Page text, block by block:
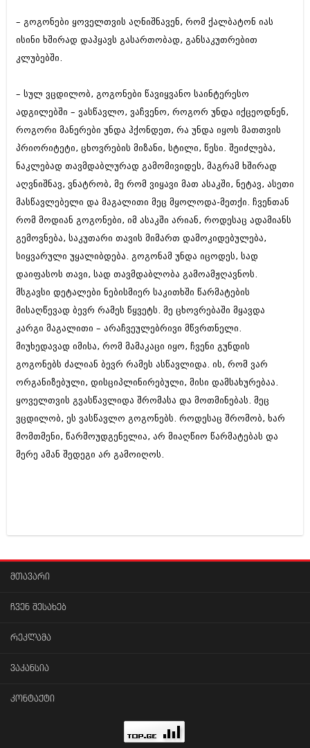
– გოგონები ყოველთვის აღნიშნავენ, რომ ქალბატონ იას
ისინი ხშირად დაჰყავს გასართობად, განსაკუთრებით
კლუბებში.
– სულ ვცდილობ, გოგონები წავიყვანო საინტერესო
ადგილებში – ვასწავლო, ვაჩვენო, როგორ უნდა იქცეოდნენ,
როგორი მანერები უნდა ჰქონდეთ, რა უნდა იყოს მათთვის
პრიორიტეტი, ცხოვრების მიზანი, სტილი, წესი. შეიძლება,
ნაკლებად თავმდაბლურად გამომივიდეს, მაგრამ ხშირად
აღვნიშნავ, ვნატრობ, მე რომ ვიყავი მათ ასაკში, ნეტავ, ასეთი
მასწავლებელი და მაგალითი მეც მყოლოდა-მეთქი. ჩვენთან
რომ მოდიან გოგონები, იმ ასაკში არიან, როდესაც ადამიანს
გემოვნება, საკუთარი თავის მიმართ დამოკიდებულება,
სიყვარული უყალიბდება. გოგონამ უნდა იცოდეს, სად
დაიფასოს თავი, სად თავმდაბლობა გამოამჟღავნოს.
მსგავსი დეტალები ნებისმიერ საკითხში წარმატების
მისაღწევად ბევრ რამეს წყვეტს. მე ცხოვრებაში მყავდა
კარგი მაგალითი – არაჩვეულებრივი მწვრთნელი.
მიუხედავად იმისა, რომ მამაკაცი იყო, ჩვენი გუნდის
გოგონებს ძალიან ბევრ რამეს ასწავლიდა. ის, რომ ვარ
ორგანიზებული, დისციპლინირებული, მისი დამსახურებაა.
ყოველთვის გვასწავლიდა შრომასა და მოთმინებას. მეც
ვცდილობ, ეს ვასწავლო გოგონებს. როდესაც შრომობ, ხარ
მომთმენი, წარმოუდგენელია, არ მიაღწიო წარმატებას და
მერე ამან შედეგი არ გამოიღოს.
მთავარი
ჩვენ შესახებ
რეკლამა
ვაკანსია
კონტაქტი